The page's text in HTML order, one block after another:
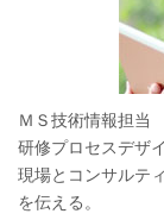
ＭＳ技術情報担
研修プロセスデザ
現場とコンサルテ
を伝える。